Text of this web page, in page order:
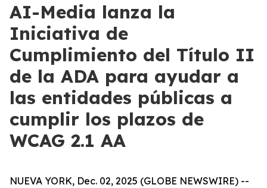
AI-Media lanza la
Iniciativa de
Cumplimiento del Título II
de la ADA para ayudar a
las entidades públicas a
cumplir los plazos de
WCAG 2.1 AA
NUEVA YORK, Dec. 02, 2025 (GLOBE NEWSWIRE) --